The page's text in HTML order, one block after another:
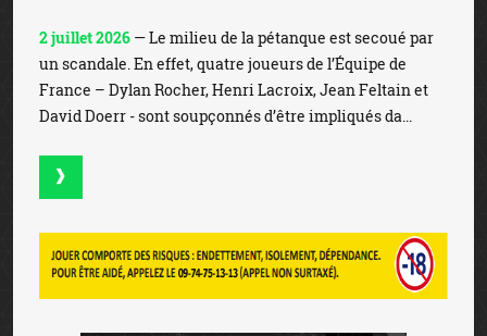
2 juillet 2026 — Le milieu de la pétanque est secoué par
un scandale. En effet, quatre joueurs de l’Équipe de
France – Dylan Rocher, Henri Lacroix, Jean Feltain et
David Doerr - sont soupçonnés d’être impliqués da...